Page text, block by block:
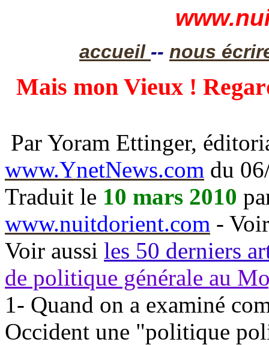
accueil -- nous
Mais mon Vieux !
Par Yoram Ettinger,
www.YnetNews.com du
Traduit le 10 mars 2010
www.nuitdorient.com -
Voir aussi les 50 derniers
de politique générale au
1- Quand on a examiné
Occident une "politique